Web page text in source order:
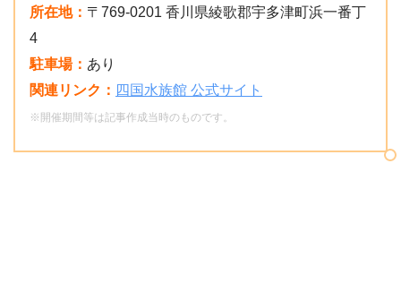
所在地： 〒769-0201 香川県綾歌郡宇多津町浜一番丁
4
駐車場： あり
関連リンク： 四国水族館 公式サイト
※開催期間等は記事作成当時のものです。